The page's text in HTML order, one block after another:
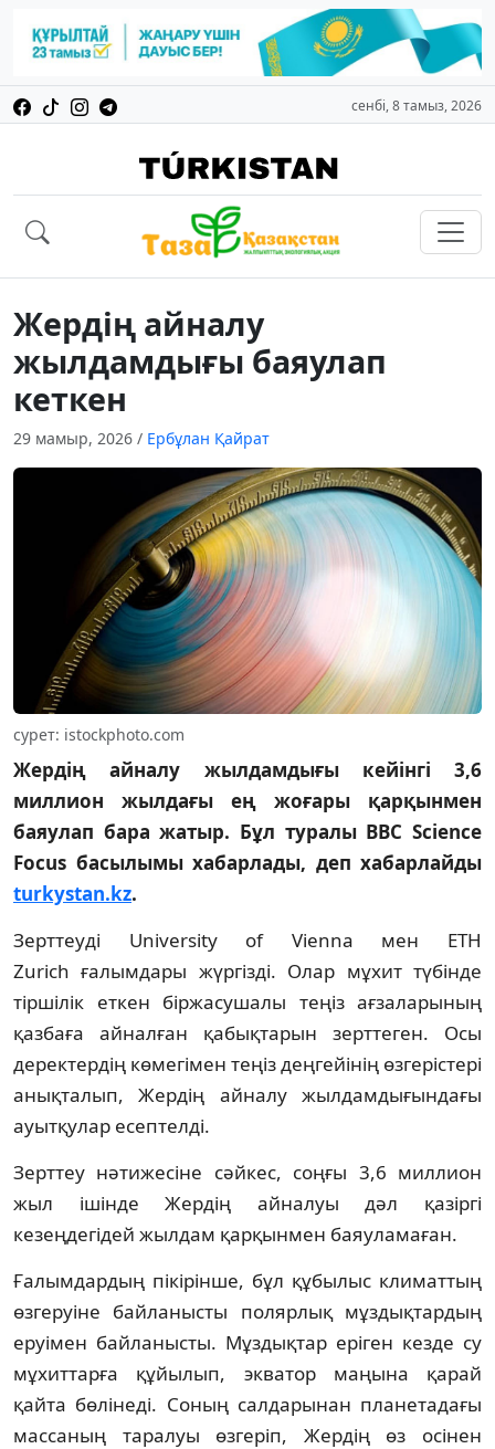
сенбі, 8 тамыз, 2026
Жердің айналу
жылдамдығы баяулап
кеткен
29 мамыр, 2026 / Ербұлан Қайрат
cурет: istockphoto.com
Жердің айналу жылдамдығы кейінгі 3,6
миллион жылдағы ең жоғары қарқынмен
баяулап бара жатыр. Бұл туралы BBC Science
Focus басылымы хабарлады, деп хабарлайды
turkystan.kz.
Зерттеуді University of Vienna мен ETH
Zurich ғалымдары жүргізді. Олар мұхит түбінде
тіршілік еткен біржасушалы теңіз ағзаларының
қазбаға айналған қабықтарын зерттеген. Осы
деректердің көмегімен теңіз деңгейінің өзгерістері
анықталып, Жердің айналу жылдамдығындағы
ауытқулар есептелді.
Зерттеу нәтижесіне сәйкес, соңғы 3,6 миллион
жыл ішінде Жердің айналуы дәл қазіргі
кезеңдегідей жылдам қарқынмен баяуламаған.
Ғалымдардың пікірінше, бұл құбылыс климаттың
өзгеруіне байланысты полярлық мұздықтардың
еруімен байланысты. Мұздықтар еріген кезде су
мұхиттарға құйылып, экватор маңына қарай
қайта бөлінеді. Соның салдарынан планетадағы
массаның таралуы өзгеріп, Жердің өз осінен